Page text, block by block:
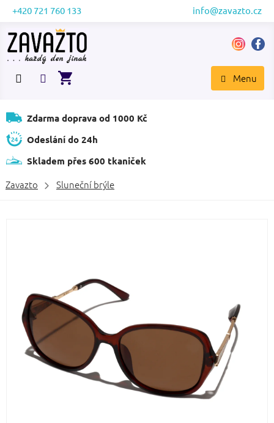
Přejít
obsah
+420 721 760 133 info@zavazto.cz
NÁKUPNÍ
Zdarma doprava od 1000 Kč
Odeslání do 24h
Skladem přes 600 tkaniček
Zavazto Sluneční brýle